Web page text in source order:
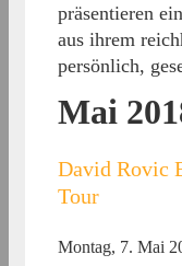
präsentieren
aus ihrem
persönlich,
Mai
David Rovic
Tour
Montag, 7. Mai